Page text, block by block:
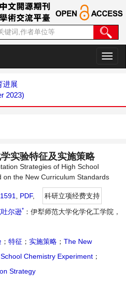
切
换
进展
2023)
实验特征及实施策略
Strategies of High School
on the New Curriculum Standards
PDF,
科研立项经费支持
尔逊* ：伊犁师范大学化学化工学院，
； 特征 ； 实施策略 ； The New
Chemistry Experiment ；
Strategy